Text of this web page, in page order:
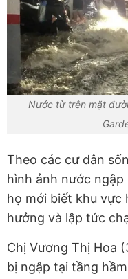
Nước từ trên mặt
Theo các cư dân
hình ảnh nước
họ mới biết khu vực
hưởng và lập tức
Chị Vương Thị Hoa
bị ngập tại tầng